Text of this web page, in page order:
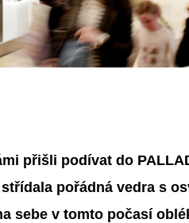
přišli podívat do
pořádná vedra s
sebe v tomto počasí